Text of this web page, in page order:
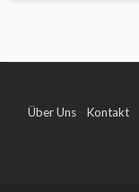
Über Uns Kontakt